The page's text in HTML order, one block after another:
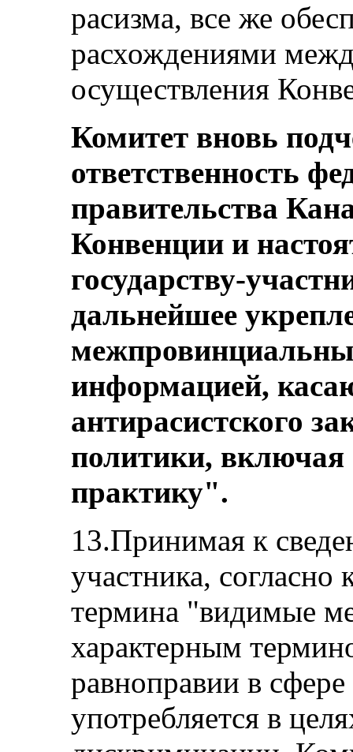
расизма, все же
расхождениями
осуществления
Комитет вновь
ответственность
правительства
Конвенции и
государству-
дальнейшее
информацией,
антирасистского
политики,
практику".
13.Принимая к
участника, согласно
термина "видимые
характерным
равноправии в
употребляется в